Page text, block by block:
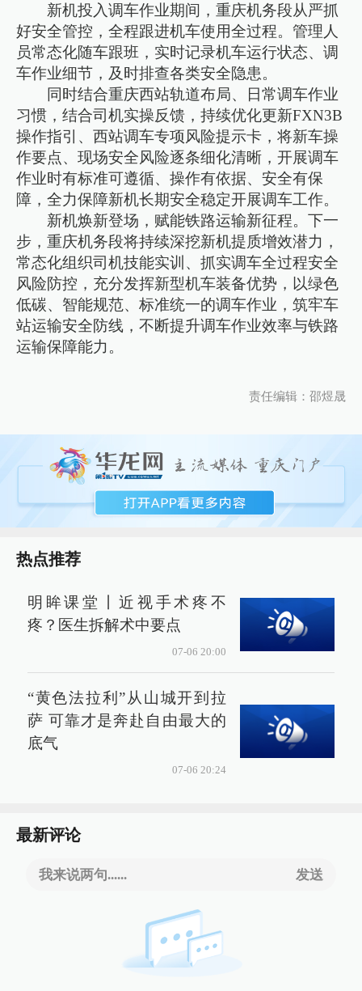
新机投入调车作业期间，重庆机务段从严抓
好安全管控，全程跟进机车使用全过程。管理人
员常态化随车跟班，实时记录机车运行状态、调
车作业细节，及时排查各类安全隐患。
同时结合重庆西站轨道布局、日常调车作业
习惯，结合司机实操反馈，持续优化更新FXN3B
操作指引、西站调车专项风险提示卡，将新车操
作要点、现场安全风险逐条细化清晰，开展调车
作业时有标准可遵循、操作有依据、安全有保
障，全力保障新机长期安全稳定开展调车工作。
新机焕新登场，赋能铁路运输新征程。下一
步，重庆机务段将持续深挖新机提质增效潜力，
常态化组织司机技能实训、抓实调车全过程安全
风险防控，充分发挥新型机车装备优势，以绿色
低碳、智能规范、标准统一的调车作业，筑牢车
站运输安全防线，不断提升调车作业效率与铁路
运输保障能力。
责任编辑：邵煜晟
热点推荐
明眸课堂丨近视手术疼不
疼？医生拆解术中要点
07-06 20:00
“黄色法拉利”从山城开到拉
萨 可靠才是奔赴自由最大的
底气
07-06 20:24
最新评论
我来说两句...... 发送